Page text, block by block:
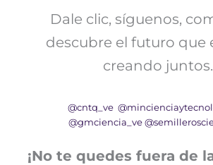
Dale clic, síguenos,
descubre el futuro que
creando juntos.
@cntq_ve
@gmciencia_ve
¡No te quedes fuera de